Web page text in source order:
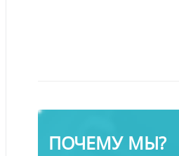
ПОЧЕМУ МЫ?